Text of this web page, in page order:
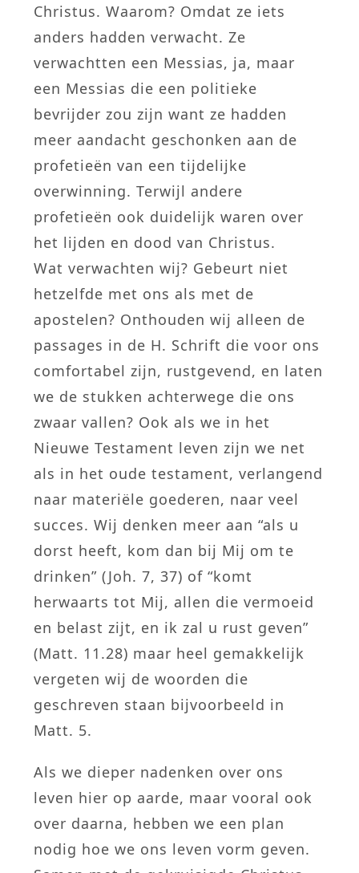
Christus. Waarom? Omdat ze iets
anders hadden verwacht. Ze
verwachtten een Messias, ja, maar
een Messias die een politieke
bevrijder zou zijn want ze hadden
meer aandacht geschonken aan de
profetieën van een tijdelijke
overwinning. Terwijl andere
profetieën ook duidelijk waren over
het lijden en dood van Christus.
Wat verwachten wij? Gebeurt niet
hetzelfde met ons als met de
apostelen? Onthouden wij alleen de
passages in de H. Schrift die voor ons
comfortabel zijn, rustgevend, en laten
we de stukken achterwege die ons
zwaar vallen? Ook als we in het
Nieuwe Testament leven zijn we net
als in het oude testament, verlangend
naar materiële goederen, naar veel
succes. Wij denken meer aan “als u
dorst heeft, kom dan bij Mij om te
drinken” (Joh. 7, 37) of “komt
herwaarts tot Mij, allen die vermoeid
en belast zijt, en ik zal u rust geven”
(Matt. 11.28) maar heel gemakkelijk
vergeten wij de woorden die
geschreven staan bijvoorbeeld in
Matt. 5.
Als we dieper nadenken over ons
leven hier op aarde, maar vooral ook
over daarna, hebben we een plan
nodig hoe we ons leven vorm geven.